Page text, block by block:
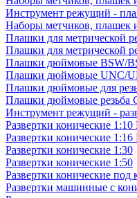
Инструмент режущий -
Наборы метчиков, плашек
Плашки для метрической
Плашки для метрической
Плашки дюймовые BSW/
Плашки дюймовые UNC/
Плашки дюймовые для
Плашки дюймовые
Инструмент режущий -
Развертки конические
Развертки конические
Развертки конические 1:30
Развертки конические 1:50
Развертки конические под
Развертки машинные с